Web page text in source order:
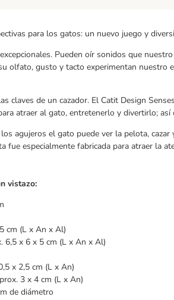
para los gatos: un nuevo juego y
Pueden oír sonidos que
olfato, gusto y tacto experimentan nuestro
claves de un cazador. El Catit Design
atraer al gato, entretenerlo y divertirlo;
agujeros el gato puede ver la pelota, cazar
fue especialmente fabricada para atraer la
vistazo:
cm (L x An x Al)
6,5 x 6 x 5 cm (L x An x Al)
x 2,5 cm (L x An)
3 x 4 cm (L x An)
de diámetro